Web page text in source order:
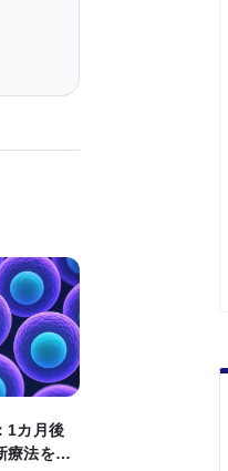
血症
らす
インプ
足場を
安全で
大き
制薬の
1カ月後
療法を発